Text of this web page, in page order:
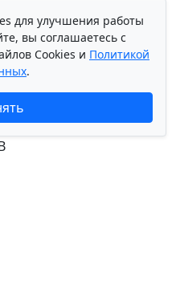
для улучшения работы
вы соглашаетесь с
Cookies и Политикой
.